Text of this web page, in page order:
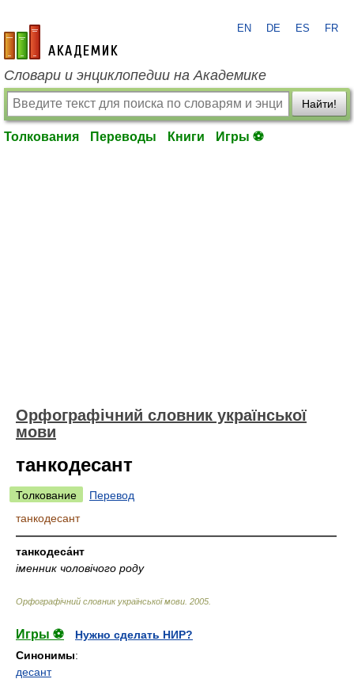
academic.ru
EN DE ES FR
Словари и энциклопедии на Академике
Найти!
Толкования Переводы Книги Игры ⚽
Орфографічний словник української
мови
танкодесант
Толкование
Перевод
танкодесант
—————————————————————————————
танкодеса́нт
іменник чоловічого роду
Орфографічний словник української мови 2005
Игры ⚽
Нужно сделать НИР?
Синонимы:
десант